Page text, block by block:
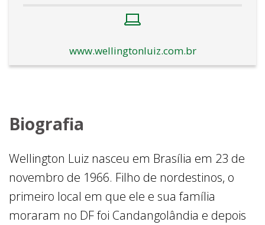
www.wellingtonluiz.com.br
Biografia
Wellington Luiz nasceu em Brasília em 23 de
novembro de 1966. Filho de nordestinos, o
primeiro local em que ele e sua família
moraram no DF foi Candangolândia e depois